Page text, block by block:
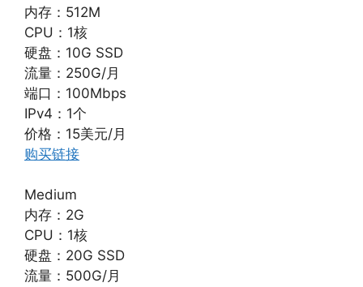
内存：512M
CPU：1核
硬盘：10G SSD
流量：250G/月
端口：100Mbps
IPv4：1个
价格：15美元/月
购买链接
Medium
内存：2G
CPU：1核
硬盘：20G SSD
流量：500G/月